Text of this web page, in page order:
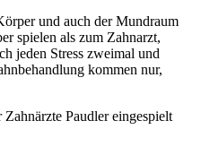
und auch der Mundraum
spielen als zum Zahnarzt,
jeden Stress zweimal und
kommen nur,
Paudler eingespielt